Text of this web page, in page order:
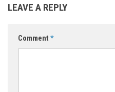
LEAVE A REPLY
Comment *